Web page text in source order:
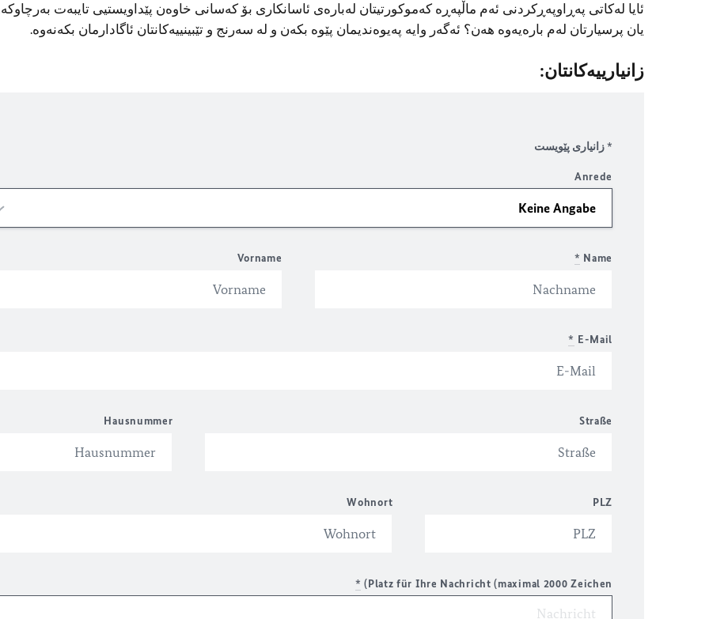
ئایا لەکاتی پەڕاوپەڕکردنی ئەم ماڵپەڕە کەموکورتیتان لەبارەی ئاسانکاری بۆ کەسانی خاوەن پێداویستیی تایبەت
یان پرسیارتان لەم بارەیەوە هەن؟ ئەگەر وایە پەیوەندیمان پێوە بکەن و لە سەرنج و تێبینییەکانتان ئاگادارمان بکەنەوە.
زانیارییەکانتان:
* زانیاری پێویست
Anrede
Name
*
Vorname
E-Mail
*
Straße
Hausnummer
PLZ
Wohnort
Platz für Ihre Nachricht (maximal 2000 Zeichen)
*